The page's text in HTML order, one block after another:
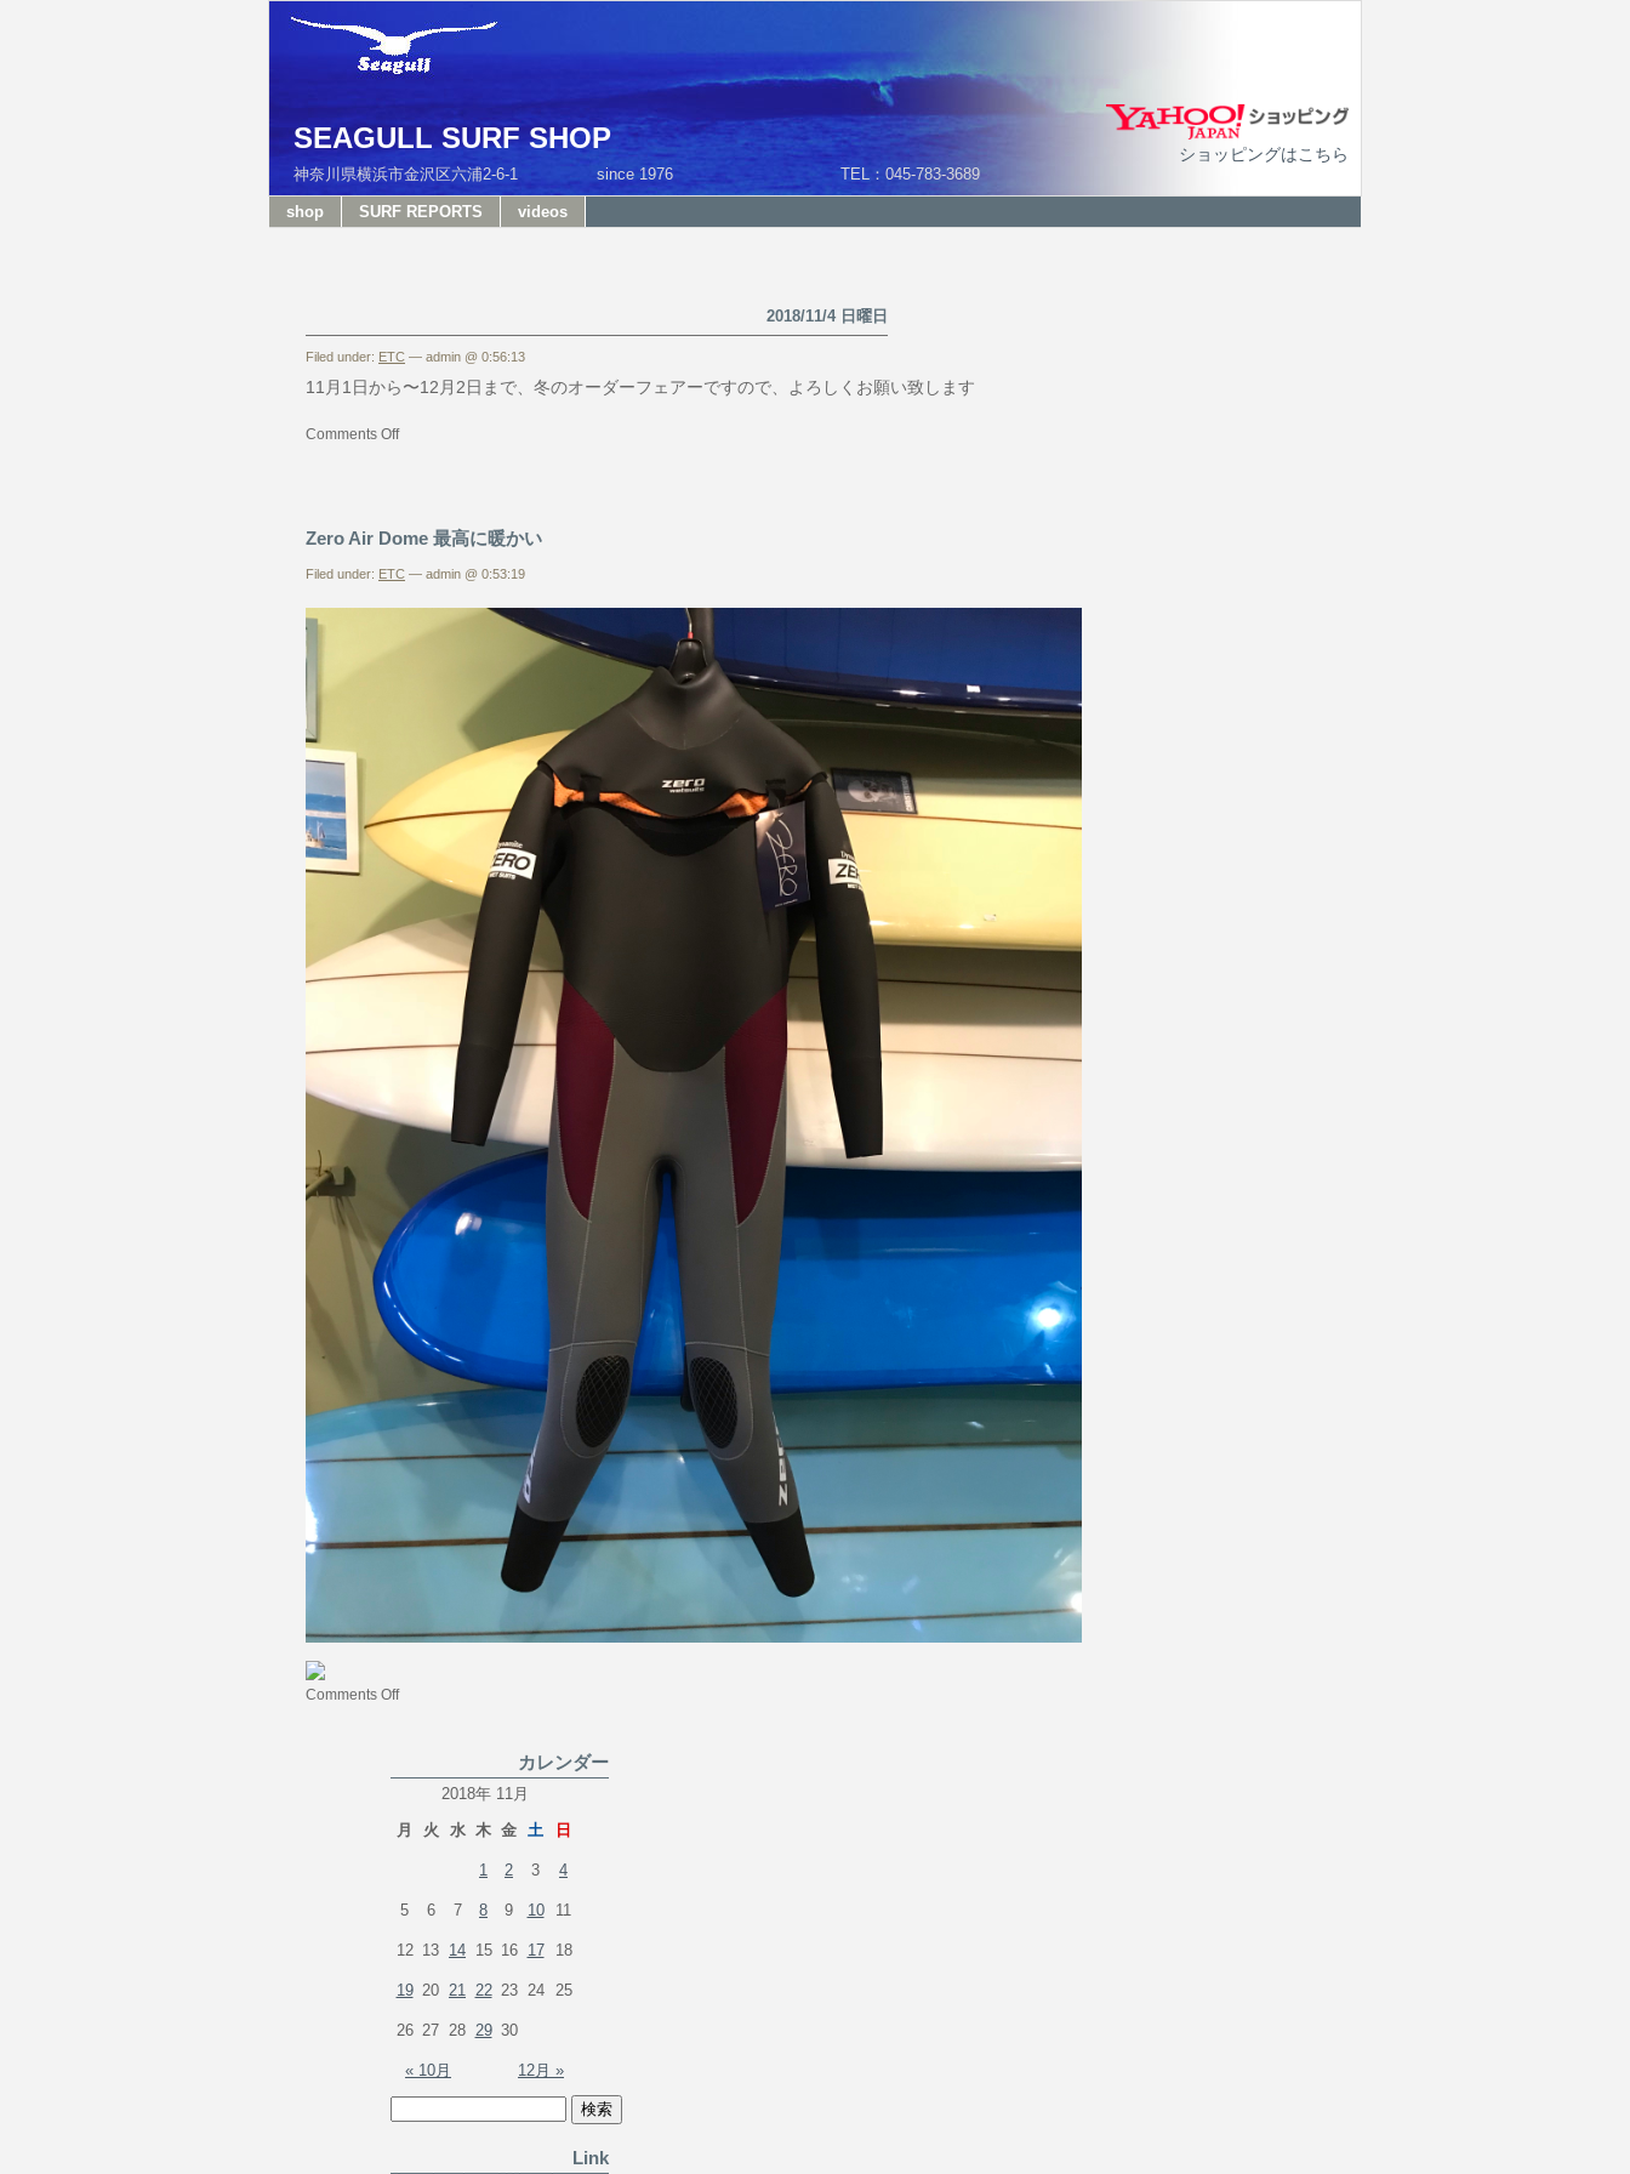
SEAGULL SURF SHOP
神奈川県横浜市金沢区六浦2-6-1 since 1976 TEL：045-783-3689
ショッピングはこちら
shop SURF REPORTS videos
2018/11/4 日曜日
Filed under: ETC — admin @ 0:56:13
11月1日から〜12月2日まで、冬のオーダーフェアーですので、よろしくお願い致します
Comments Off
Zero Air Dome 最高に暖かい
Filed under: ETC — admin @ 0:53:19
Comments Off
カレンダー
2018年 11月
月
火 水 木 金 土 日
« 10月 12月 »
1 2 3 4
5 6 7 8 9 10 11
12 13 14 15 16 17 18
19 20 21 22 23 24 25
26 27 28 29 30
Link